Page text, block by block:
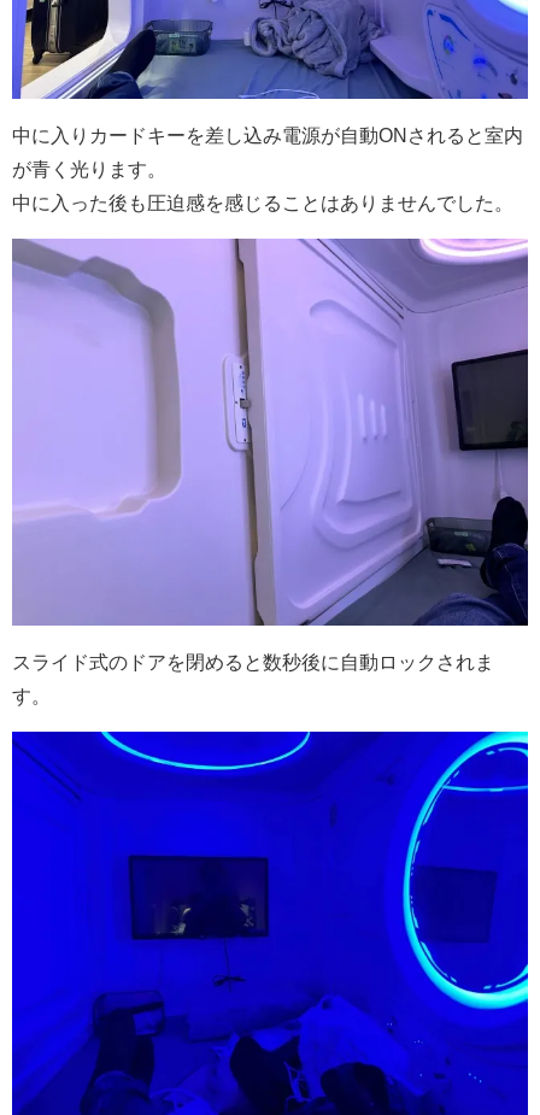
中に入りカードキーを差し込み電源が自動ONされると室内
が青く光ります。
中に入った後も圧迫感を感じることはありませんでした。
スライド式のドアを閉めると数秒後に自動ロックされま
す。